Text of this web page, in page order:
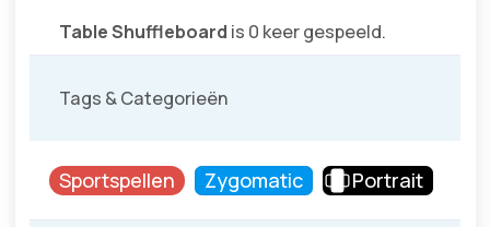
Table Shuffleboard is 0 keer gespeeld.
Tags & Categorieën
Sportspellen Zygomatic Portrait